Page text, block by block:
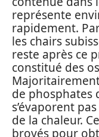
représente
rapidement.
les chairs
reste après ce
constitué des
de phosphates
s’évaporent
de la chaleur.
broyés pour